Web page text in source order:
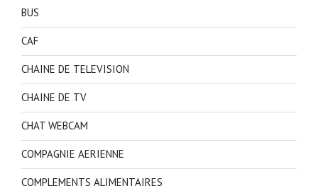
BUS
CAF
CHAINE DE TELEVISION
CHAINE DE TV
CHAT WEBCAM
COMPAGNIE AERIENNE
COMPLEMENTS ALIMENTAIRES